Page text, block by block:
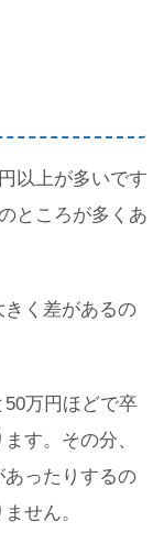
以上が多いです
ところが多くあ
きく差があるの
万円ほどで卒
す。その分、
ったりするの
せん。